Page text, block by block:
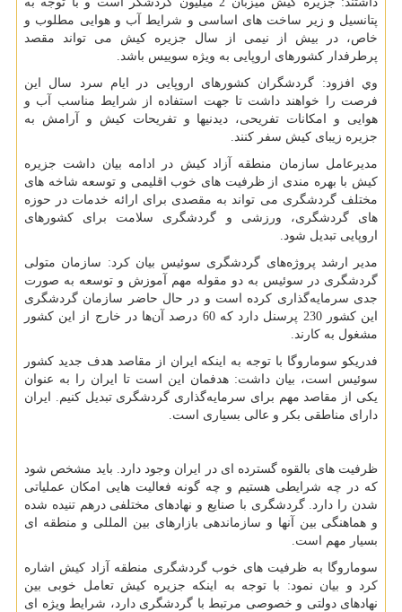
پتانسیل و زیر ساخت های اساسی و شرایط آب و هوایی مطلوب و
خاص، در بیش از نیمی از سال جزیره کیش می تواند مقصد
پرطرفدار کشورهای اروپایی به ویژه سوییس باشد.
وي افزود: گردشگران کشورهای اروپايی در ایام سرد سال این
فرصت را خواهند داشت تا جهت استفاده از شرایط مناسب آب و
هوایی و امکانات تفریحی، دیدنیها و تفریحات کیش و آرامش به
جزیره زیبای کیش سفر کنند.
مدیرعامل سازمان منطقه آزاد کیش در ادامه بیان داشت جزیره
کیش با بهره مندی از ظرفیت های خوب اقلیمی و توسعه شاخه های
مختلف گردشگری مى تواند به مقصدی برای ارائه خدمات در حوزه
های گردشگری، ورزشی و گردشگری سلامت برای کشورهای
اروپایی تبدیل شود.
مدیر ارشد پروژه‌های گردشگری سوئیس بیان کرد: سازمان متولی
گردشگری در سوئیس به دو مقوله مهم آموزش و توسعه به ‌صورت
جدی سرمایه‌گذاری کرده است و در حال حاضر سازمان گردشگری
این کشور 230 پرسنل دارد که 60 درصد آن‌ها در خارج از این کشور
مشغول به کارند.
فدریکو سوماروگا با توجه به اینکه ایران از مقاصد هدف جدید کشور
سوئیس است، بیان داشت: هدفمان این است تا ایران را به عنوان
یکی از مقاصد مهم برای سرمایه‌گذاری گردشگری تبدیل کنیم. ایران
دارای مناطقی بکر و عالی بسیاری است.
ظرفیت های بالقوه گسترده ای در ایران وجود دارد. باید مشخص شود
که در چه شرایطی هستیم و چه گونه فعالیت هایی امکان عملیاتی
شدن را دارد. گردشگری با صنایع و نهادهای مختلفی درهم تنیده شده
و هماهنگی بین آنها و سازماندهی بازارهای بین المللی و منطقه ای
بسیار مهم است.
سوماروگا به ظرفیت های خوب گردشگری منطقه آزاد کیش اشاره
کرد و بیان نمود: با توجه به اینکه جزیره کیش تعامل خوبی بین
نهادهای دولتی و خصوصی مرتبط با گردشگری دارد، شرایط ویژه ای